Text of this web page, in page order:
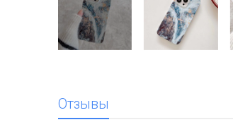
Отзывы